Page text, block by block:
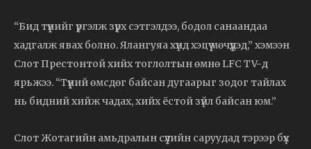
“Бид түүнийг үргэлж зүрх сэтгэлдээ, бодол санаандаа
хадгалж явах болно. Ялангуяа хүнд хэцүү мөчүүдэд,” хэмээн
Слот Престонтой хийх тоглолтын өмнө LFC TV-д
ярьжээ. “Түүний өмсдөг байсан дугаарыг зодог тайлах
нь бидний хийж чадах, хийх ёстой зүйл байсан юм.”
Слот Жотагийн амьдралын сүүлийн саруудад тэрээр бүх